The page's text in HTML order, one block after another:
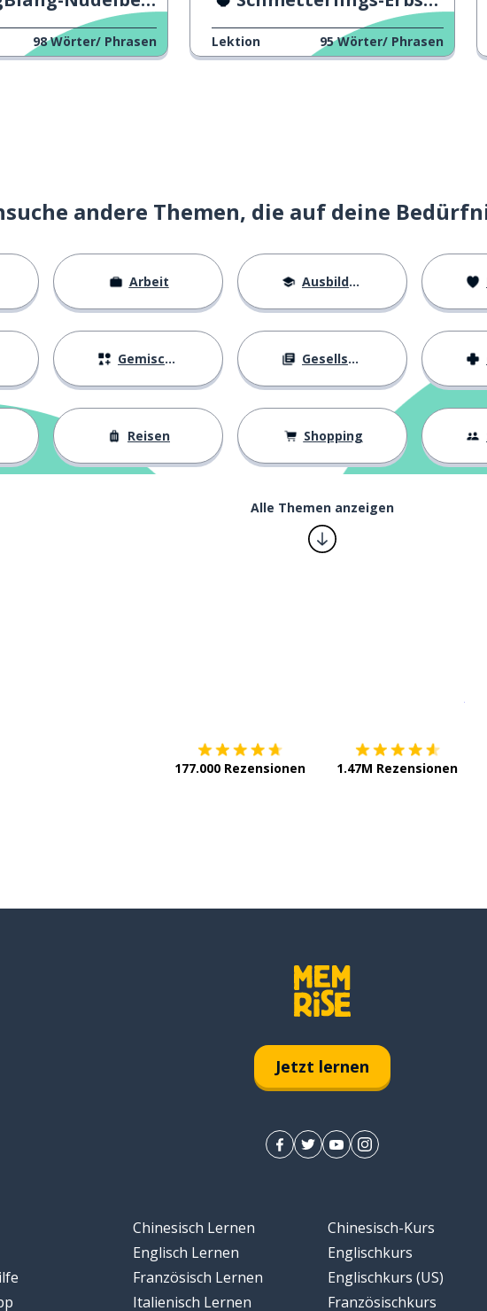
98 Wörter/ Phrasen Lektion 95 Wörter/ Phrasen
andere Themen, die auf deine
Arbeit Ausbildung
Gemischtes Gesellschaft
Reisen Shopping
Alle Themen anzeigen
177.000 Rezensionen 1.47M Rezensionen
Jetzt lernen
Chinesisch Lernen
Englisch Lernen
Französisch Lernen
Italienisch Lernen
Chinesisch-Kurs
Englischkurs
Englischkurs (US)
Französischkurs